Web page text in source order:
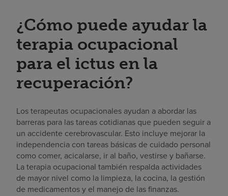
¿Cómo puede ayudar la
terapia ocupacional
para el ictus en la
recuperación?
Los terapeutas ocupacionales ayudan a abordar las
barreras para las tareas cotidianas que pueden seguir a
un accidente cerebrovascular. Esto incluye mejorar la
independencia con tareas básicas de cuidado personal
como comer, acicalarse, ir al baño, vestirse y bañarse.
La terapia ocupacional también respalda actividades
de mayor nivel como la limpieza, la cocina, la gestión
de medicamentos y el manejo de las finanzas.